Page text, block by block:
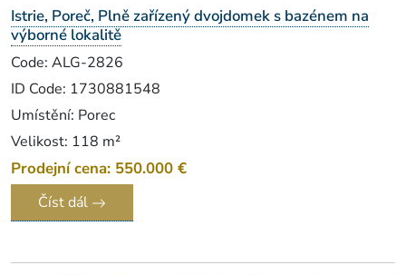
Istrie, Poreč, Plně zařízený dvojdomek s bazénem na
výborné lokalitě
Code: ALG-2826
ID Code: 1730881548
Umístění: Porec
Velikost: 118 m²
Prodejní cena: 550.000 €
Číst dál